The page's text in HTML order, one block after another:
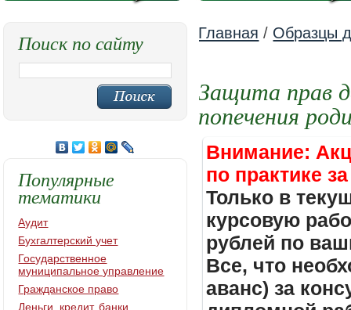
Главная / Образцы
Защита прав
попечения
Внимание:
по практике
Только в
курсовую
рублей по
Все, что
аванс) за
Поиск по сайту
Популярные
тематики
Аудит
Бухгалтерский учет
Государственное
муниципальное управление
Гражданское право
Деньги, кредит, банки